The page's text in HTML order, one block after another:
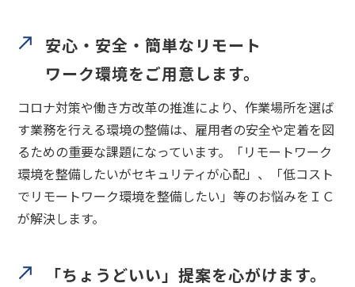
安心・安全・簡単なリモート
ワーク環境をご用意します。
コロナ対策や働き方改革の推進により、作業場所を選ば
す業務を行える環境の整備は、雇用者の安全や定着を図
るための重要な課題になっています。「リモートワーク
環境を整備したいがセキュリティが心配」、「低コスト
でリモートワーク環境を整備したい」等のお悩みをＩＣ
が解決します。
「ちょうどいい」提案を心がけます。